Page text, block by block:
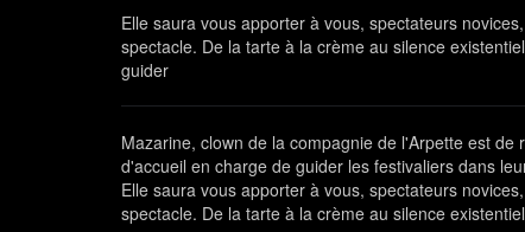
Elle saura vous apporter à vous, spectateurs
spectacle. De la tarte à la crème au silence
guider
Mazarine, clown de la compagnie de l'Arpette est
d'accueil en charge de guider les festivaliers dans
Elle saura vous apporter à vous, spectateurs
spectacle. De la tarte à la crème au silence